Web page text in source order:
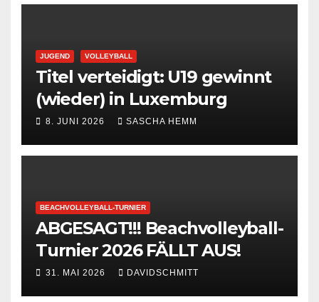
JUGEND VOLLEYBALL
Titel verteidigt: U19 gewinnt
(wieder) in Luxemburg
8. JUNI 2026 SASCHA HEMM
BEACHVOLLEYBALL-TURNIER
ABGESAGT!!! Beachvolleyball-
Turnier 2026 FÄLLT AUS!
31. MAI 2026 DAVIDSCHMITT